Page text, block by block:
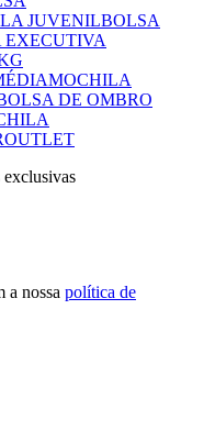
JUVENILBOLSA
MOCHILA
DE OMBRO
OUTLET
exclusivas
a nossa política de